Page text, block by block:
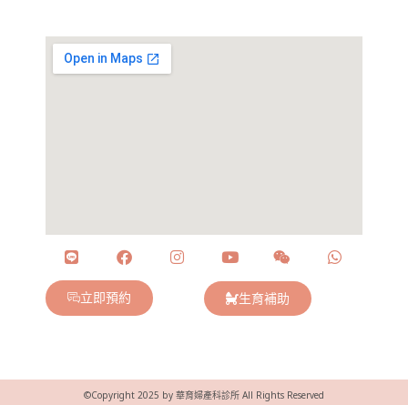
立即預約 生育補助
©Copyright 2025 by 華育婦產科診所 All Rights Reserved